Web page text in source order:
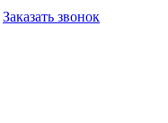
Заказать звонок